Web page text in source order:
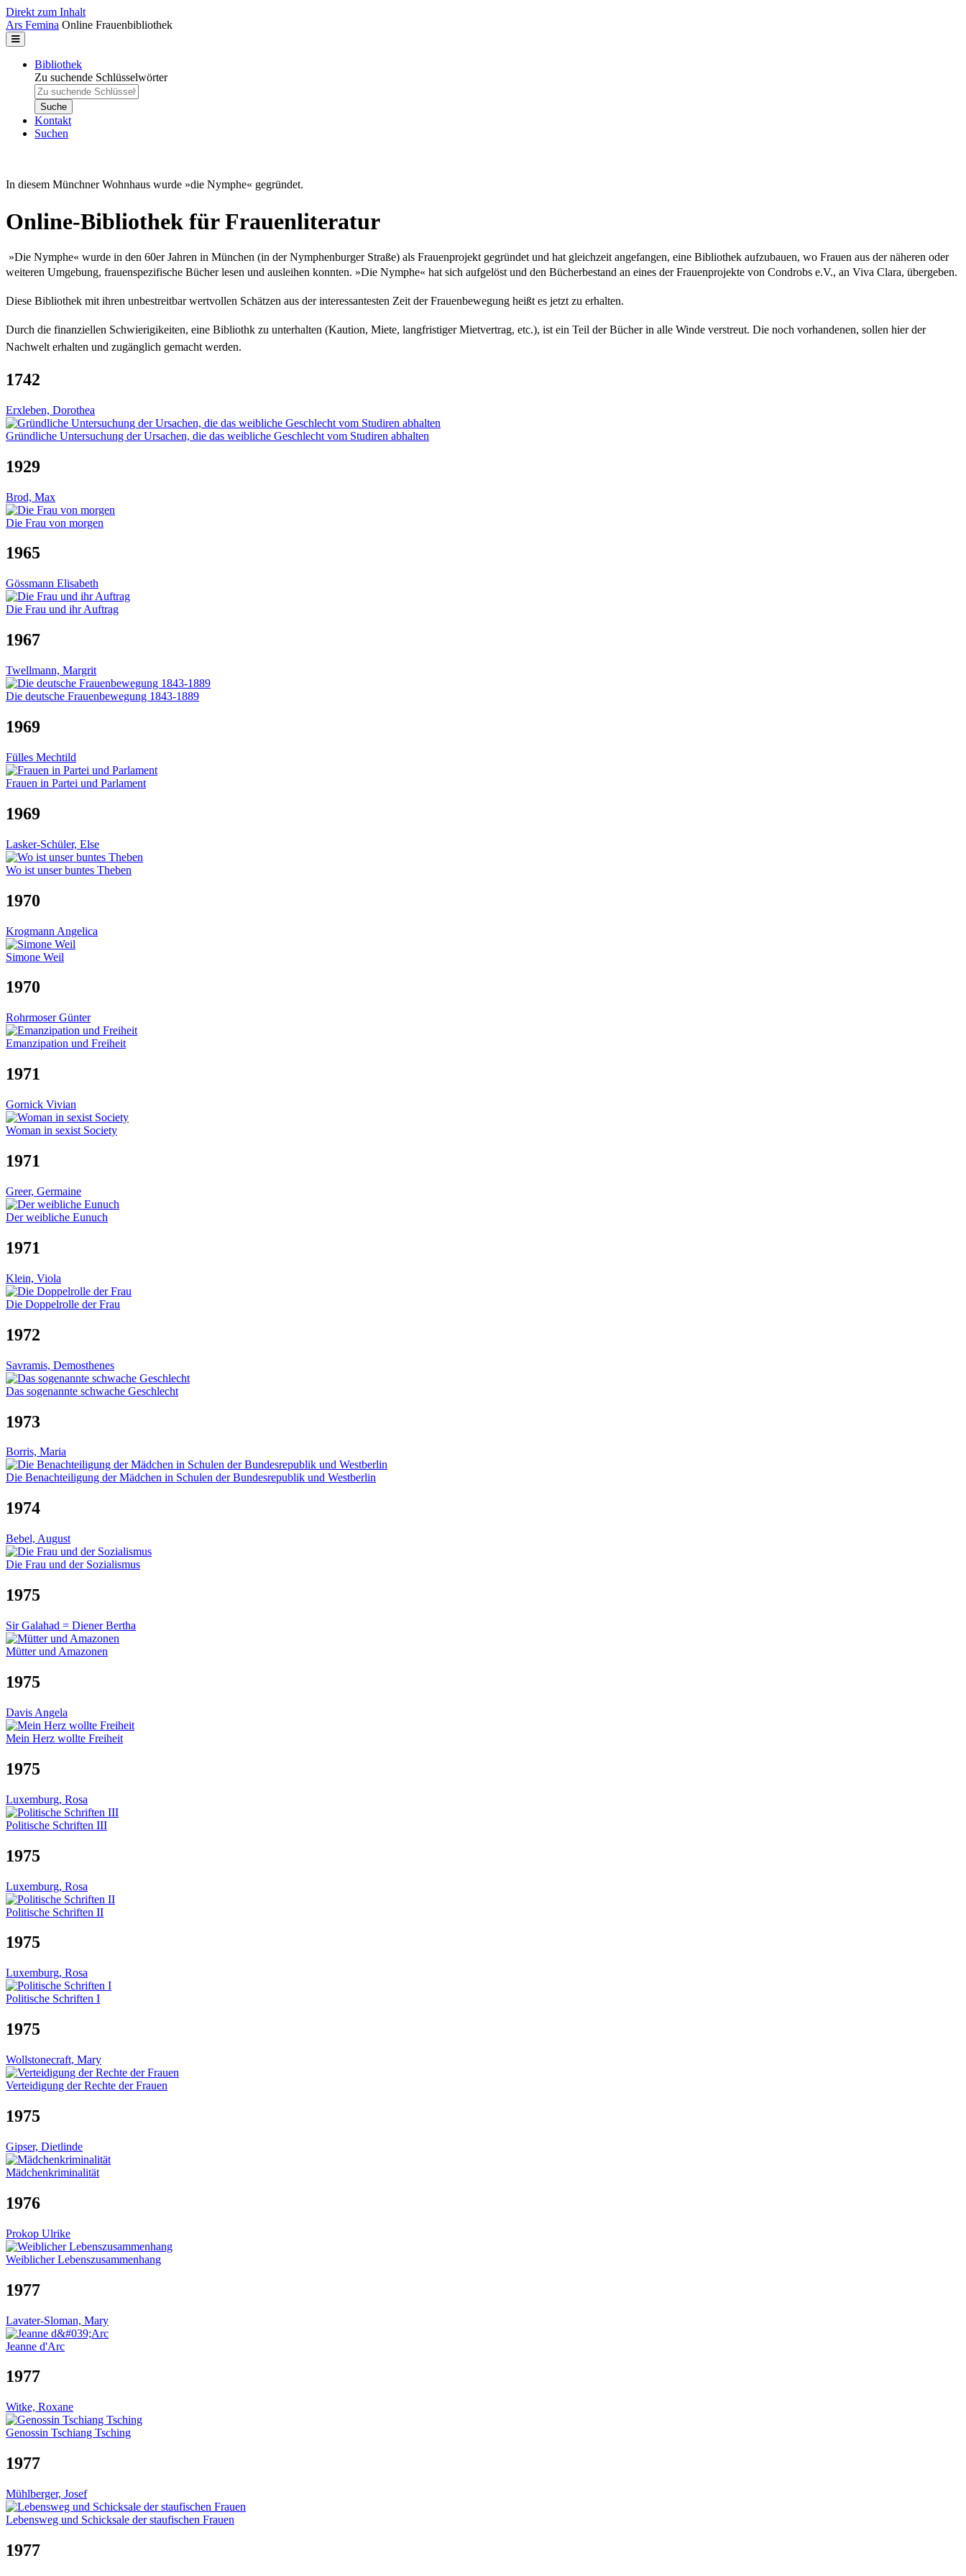
Direkt zum Inhalt
Ars Femina Online Frauenbibliothek
Bibliothek
Zu suchende Schlüsselwörter
Kontakt
Suchen
In diesem Münchner Wohnhaus wurde »die Nymphe« gegründet.
Online-Bibliothek für Frauenliteratur
»Die Nymphe« wurde in den 60er Jahren in München (in der Nymphenburger Straße) als Frauenprojekt gegründet und hat gleichzeit angefangen, eine Bibliothek aufzubauen, wo Frauen aus der näheren oder
weiteren Umgebung, frauenspezifische Bücher lesen und ausleihen konnten. »Die Nymphe« hat sich aufgelöst und den Bücherbestand an eines der Frauenprojekte von Condrobs e.V., an Viva Clara, übergeben.
Diese Bibliothek mit ihren unbestreitbar wertvollen Schätzen aus der interessantesten Zeit der Frauenbewegung heißt es jetzt zu erhalten.
Durch die finanziellen Schwierigikeiten, eine Bibliothk zu unterhalten (Kaution, Miete, langfristiger Mietvertrag, etc.), ist ein Teil der Bücher in alle Winde verstreut. Die noch vorhandenen, sollen hier der
Nachwelt erhalten und zugänglich gemacht werden.
1742
Erxleben, Dorothea
Gründliche Untersuchung der Ursachen, die das weibliche Geschlecht vom Studiren abhalten
1929
Brod, Max
Die Frau von morgen
1965
Gössmann Elisabeth
Die Frau und ihr Auftrag
1967
Twellmann, Margrit
Die deutsche Frauenbewegung 1843-1889
1969
Fülles Mechtild
Frauen in Partei und Parlament
1969
Lasker-Schüler, Else
Wo ist unser buntes Theben
1970
Krogmann Angelica
Simone Weil
1970
Rohrmoser Günter
Emanzipation und Freiheit
1971
Gornick Vivian
Woman in sexist Society
1971
Greer, Germaine
Der weibliche Eunuch
1971
Klein, Viola
Die Doppelrolle der Frau
1972
Savramis, Demosthenes
Das sogenannte schwache Geschlecht
1973
Borris, Maria
Die Benachteiligung der Mädchen in Schulen der Bundesrepublik und Westberlin
1974
Bebel, August
Die Frau und der Sozialismus
1975
Sir Galahad = Diener Bertha
Mütter und Amazonen
1975
Davis Angela
Mein Herz wollte Freiheit
1975
Luxemburg, Rosa
Politische Schriften III
1975
Luxemburg, Rosa
Politische Schriften II
1975
Luxemburg, Rosa
Politische Schriften I
1975
Wollstonecraft, Mary
Verteidigung der Rechte der Frauen
1975
Gipser, Dietlinde
Mädchenkriminalität
1976
Prokop Ulrike
Weiblicher Lebenszusammenhang
1977
Lavater-Sloman, Mary
Jeanne d'Arc
1977
Witke, Roxane
Genossin Tschiang Tsching
1977
Mühlberger, Josef
Lebensweg und Schicksale der staufischen Frauen
1977